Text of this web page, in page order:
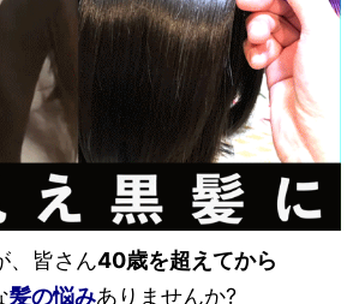
、皆さん40歳を超えてから
髪の悩みありませんか?